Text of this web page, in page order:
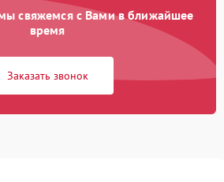
мы свяжемся с Вами в ближайшее
время
Заказать звонок